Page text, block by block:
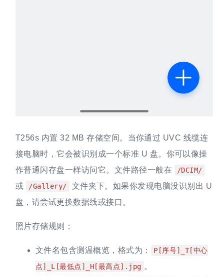
T256s 内置 32 MB 存储空间。当你通过 UVC 线缆连
接电脑时，它会被识别成一个标准 U 盘。你可以像操
作普通闪存盘一样访问它。文件路径一般在
/DCIM/
或 /Gallery/
文件夹下。如果你发现电脑没识别出 U
盘，请尝试更换数据线或接口。
照片存储规则：
文件名包含测温概览，格式为：
P[序号]_T[中心
点]_L[最低点]_H[最高点].jpg 。